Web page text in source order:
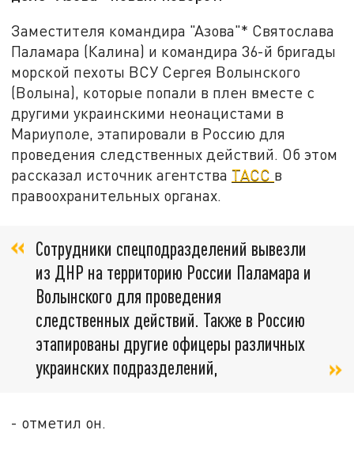
Заместителя командира "Азова"* Святослава
Паламара (Калина) и командира 36-й бригады
морской пехоты ВСУ Сергея Волынского
(Волына), которые попали в плен вместе с
другими украинскими неонацистами в
Мариуполе, этапировали в Россию для
проведения следственных действий. Об этом
рассказал источник агентства ТАСС в
правоохранительных органах.
Сотрудники спецподразделений вывезли
из ДНР на территорию России Паламара и
Волынского для проведения
следственных действий. Также в Россию
этапированы другие офицеры различных
украинских подразделений,
- отметил он.